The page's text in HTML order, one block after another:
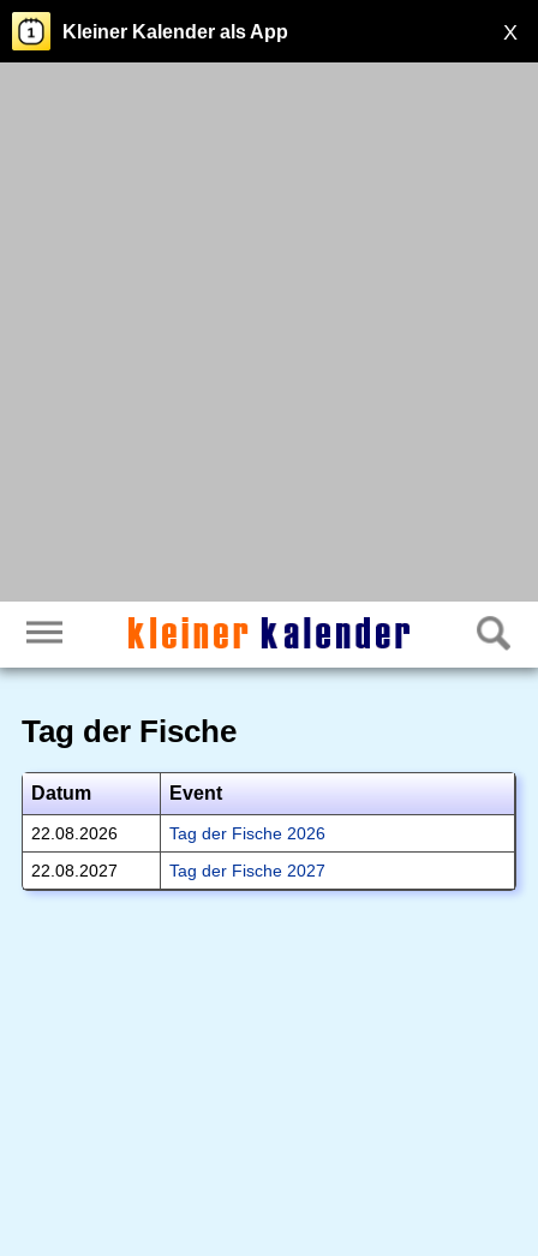
X
Kleiner Kalender als App
Tag der Fische
Datum Event
22.08.2026
Tag der Fische 2026
22.08.2027
Tag der Fische 2027